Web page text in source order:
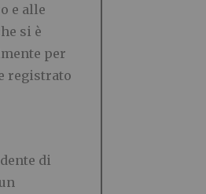
e alle
si è
per
registrato
di